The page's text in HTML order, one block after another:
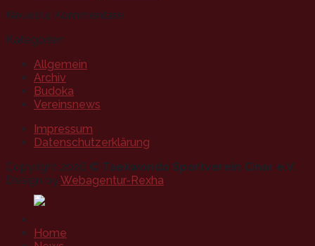
Neueste Kommentare
Kategorien
Allgemein
Archiv
Budoka
Vereinsnews
Impressum
Datenschutzerklärung
Copyright 2026 © Taekwondo Sportverein Cinar e.V.
Design byWebagentur-Rexha
Home